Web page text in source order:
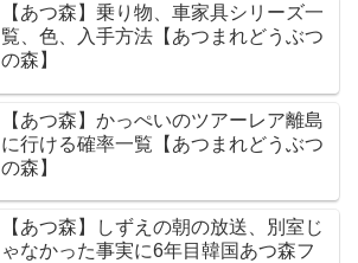
【あつ森】乗り物、車家具シリーズ一
覧、色、入手方法【あつまれどうぶつ
の森】
【あつ森】かっぺいのツアーレア離島
に行ける確率一覧【あつまれどうぶつ
の森】
【あつ森】しずえの朝の放送、別室じ
ゃなかった事実に6年目韓国あつ森フ